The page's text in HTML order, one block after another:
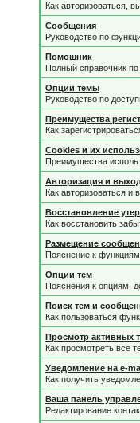
Как авторизоваться,
Сообщения
Руководство по
Помощник
Полный справочник
Опции темы
Руководство по
Преимущества
Как
Cookies и их
Преимущества
Авторизация и выход
Как авторизоваться
Восстановление
Как восстановить
Размещение
Пояснение к
Опции тем
Пояснения к опциям,
Поиск тем и
Как пользоваться
Просмотр активных
Как просмотреть все
Уведомление на е-
Как получить
Ваша панель
Редактирование